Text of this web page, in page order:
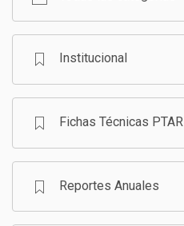
Institucional
Fichas Técnicas PTAR
Reportes Anuales